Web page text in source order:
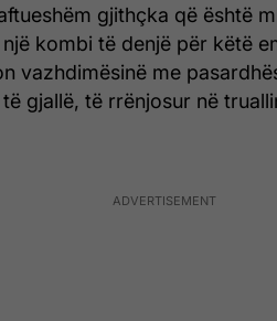
gjithçka që është
kombi të denjë për këtë
vazhdimësinë me
gjallë, të rrënjosur në